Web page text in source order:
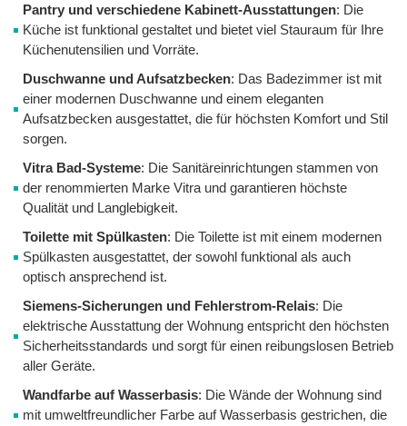
Pantry und verschiedene Kabinett-Ausstattungen: Die
Küche ist funktional gestaltet und bietet viel Stauraum für Ihre
Küchenutensilien und Vorräte.
Duschwanne und Aufsatzbecken: Das Badezimmer ist mit
einer modernen Duschwanne und einem eleganten
Aufsatzbecken ausgestattet, die für höchsten Komfort und Stil
sorgen.
Vitra Bad-Systeme: Die Sanitäreinrichtungen stammen von
der renommierten Marke Vitra und garantieren höchste
Qualität und Langlebigkeit.
Toilette mit Spülkasten: Die Toilette ist mit einem modernen
Spülkasten ausgestattet, der sowohl funktional als auch
optisch ansprechend ist.
Siemens-Sicherungen und Fehlerstrom-Relais: Die
elektrische Ausstattung der Wohnung entspricht den höchsten
Sicherheitsstandards und sorgt für einen reibungslosen Betrieb
aller Geräte.
Wandfarbe auf Wasserbasis: Die Wände der Wohnung sind
mit umweltfreundlicher Farbe auf Wasserbasis gestrichen, die